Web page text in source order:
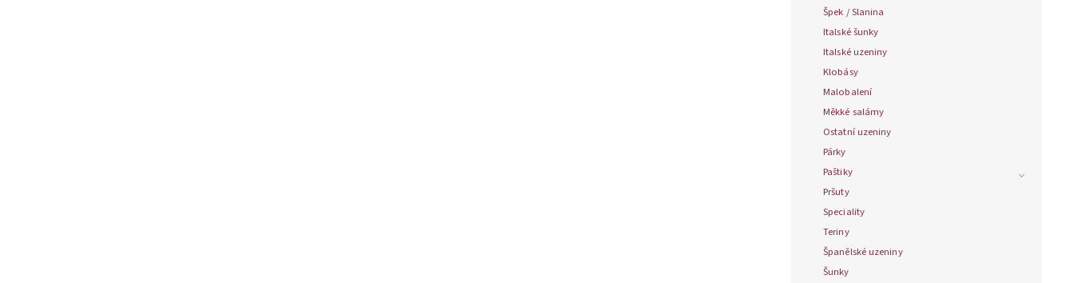
Špek / Slanina
Italské šunky
Italské uzeniny
Klobásy
Malobalení
Měkké salámy
Ostatní uzeniny
Párky
Paštiky
Pršuty
Speciality
Teriny
Španělské uzeniny
Šunky